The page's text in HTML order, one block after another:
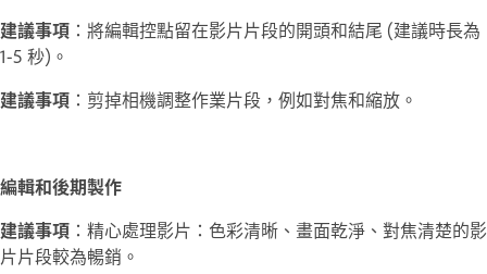
建議事項 ：將編輯控點留在影片片段的開頭和結尾 (建議時長為
1-5 秒)。
建議事項 ：剪掉相機調整作業片段，例如對焦和縮放。
編輯和後期製作
建議事項 ：精心處理影片：色彩清晰、畫面乾淨、對焦清楚的影
片片段較為暢銷。